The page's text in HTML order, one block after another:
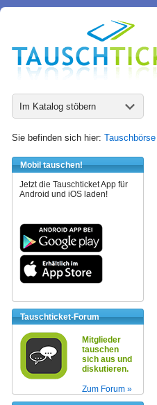
Im Katalog stöbern
Sie befinden sich hier: Tauschbörse
Mobil tauschen!
Jetzt die Tauschticket App für
Android und iOS laden!
Tauschticket-Forum
Mitglieder
tauschen
sich aus und
diskutieren.
Zum Forum »